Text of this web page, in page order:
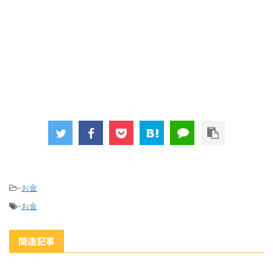
-お金
-お金
関連記事